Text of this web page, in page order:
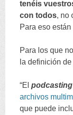
tenéis
con todos, no
Para eso
Para los que
la definición
“El podcasting
archivos
que puede